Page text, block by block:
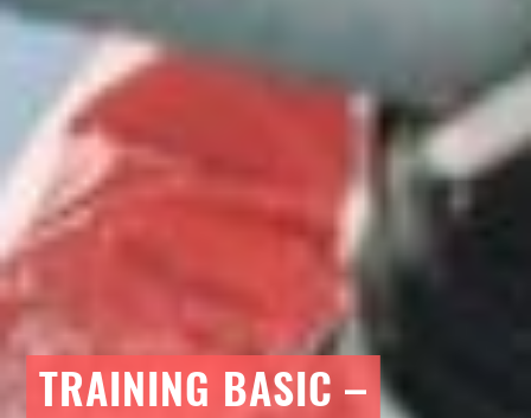
TRAINING BASIC –